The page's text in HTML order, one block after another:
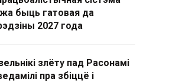
быць гатовая да
2027 года
злёту пад Расонамі
пра збіццё і